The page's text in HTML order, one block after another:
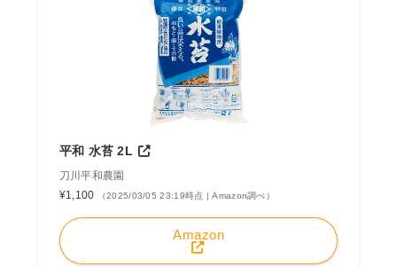
平和 水苔 2L
刀川平和農園
¥1,100
（2025/03/05 23:19時点 | Amazon調べ）
Amazon